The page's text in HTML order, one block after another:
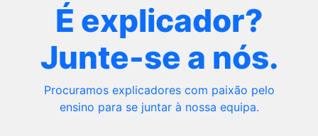
É explicador?
Junte-se a nós.
Procuramos explicadores com paixão pelo
ensino para se juntar à nossa equipa.